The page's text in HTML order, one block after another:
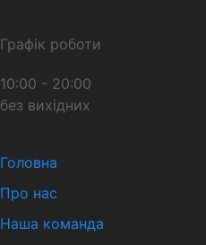
Графік роботи
10:00 - 20:00
без вихідних
Головна
Про нас
Наша команда